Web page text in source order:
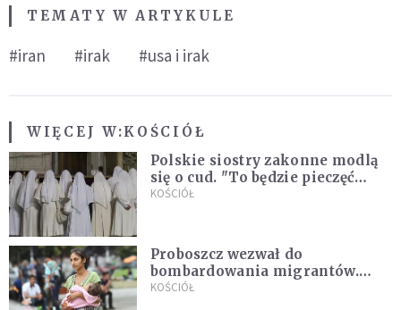
TEMATY W ARTYKULE
#iran #irak #usa i irak
WIĘCEJ W:KOŚCIÓŁ
Polskie siostry zakonne modlą
się o cud. "To będzie pieczęć
Pana Boga dla naszej wiary"
KOŚCIÓŁ
Proboszcz wezwał do
bombardowania migrantów.
"Masowy ogień przeciwko
KOŚCIÓŁ